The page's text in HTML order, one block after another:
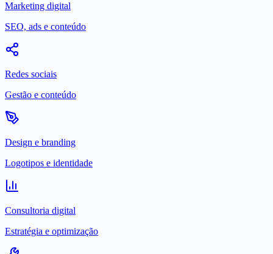
Marketing digital
SEO, ads e conteúdo
Redes sociais
Gestão e conteúdo
Design e branding
Logotipos e identidade
Consultoria digital
Estratégia e optimização